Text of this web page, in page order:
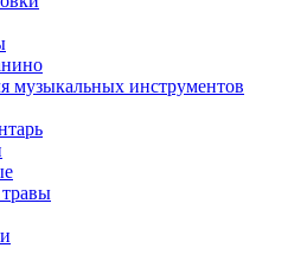
музыкальных инструментов